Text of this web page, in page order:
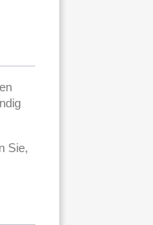
Sie,